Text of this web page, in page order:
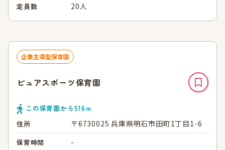
定員数 20人
企業主導型保育園
ピュアスポーツ保育園
この保育園から516ｍ
住所
〒6730025 兵庫県明石市田町1丁目1-6
保育時間 -